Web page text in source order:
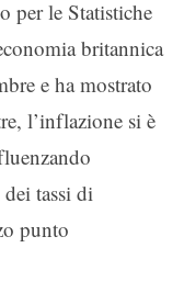
per le Statistiche
britannica
e ha mostrato
l’inflazione si è
tassi di
punto